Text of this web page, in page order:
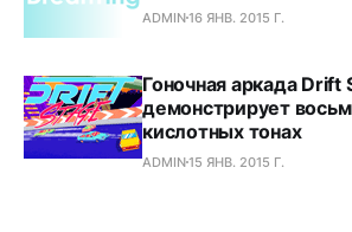
ADMIN16 ЯНВ. 2015 Г.
Гоночная аркада Drift
демонстрирует
кислотных тонах
ADMIN15 ЯНВ. 2015 Г.